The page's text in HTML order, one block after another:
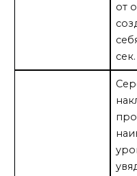
от
сек.